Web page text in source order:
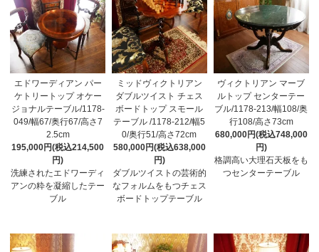
エドワーディアン パー
ケトリートップ オケー
ジョナルテーブル/1178-
049/幅67/奥行67/高さ7
2.5cm
195,000円(税込214,500
円)
洗練されたエドワーディ
アンの粋を凝縮したテー
ブル
ミッドヴィクトリアン
ダブルツイスト チェス
ボードトップ スモール
テーブル /1178-212/幅5
0/奥行51/高さ72cm
580,000円(税込638,000
円)
ダブルツイストの芸術的
なフォルムをもつチェス
ボードトップテーブル
ヴィクトリアン マーブ
ルトップ センターテー
ブル/1178-213/幅108/奥
行108/高さ73cm
680,000円(税込748,000
円)
格調高い大理石天板をも
つセンターテーブル